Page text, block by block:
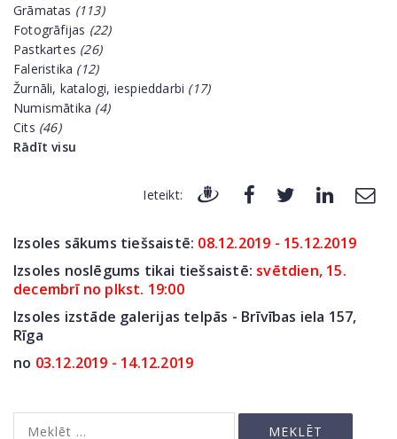
Grāmatas (113)
Fotogrāfijas (22)
Pastkartes (26)
Faleristika (12)
Žurnāli, katalogi, iespieddarbi (17)
Numismātika (4)
Cits (46)
Rādīt visu
Ieteikt:
Izsoles sākums tiešsaistē: 08.12.2019 - 15.12.2019
Izsoles noslēgums tikai tiešsaistē: svētdien, 15.
decembrī no plkst. 19:00
Izsoles izstāde galerijas telpās - Brīvības iela 157,
Rīga
no 03.12.2019 - 14.12.2019